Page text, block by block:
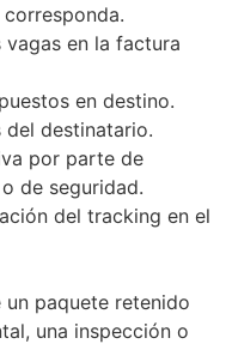
en la factura
en destino.
del destinatario.
por parte de
de seguridad.
del tracking en el
un paquete retenido
una inspección o